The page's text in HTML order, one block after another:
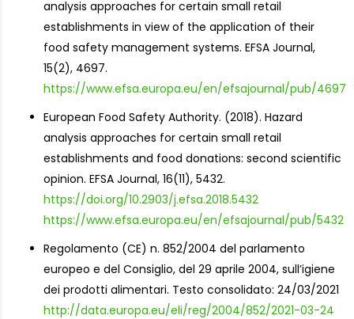
analysis approaches for certain small retail
establishments in view of the application of their
food safety management systems. EFSA Journal,
15(2), 4697.
https://www.efsa.europa.eu/en/efsajournal/pub/4697
European Food Safety Authority. (2018). Hazard
analysis approaches for certain small retail
establishments and food donations: second scientific
opinion. EFSA Journal, 16(11), 5432.
https://doi.org/10.2903/j.efsa.2018.5432
https://www.efsa.europa.eu/en/efsajournal/pub/5432
Regolamento (CE) n. 852/2004 del parlamento
europeo e del Consiglio, del 29 aprile 2004, sull’igiene
dei prodotti alimentari. Testo consolidato: 24/03/2021
http://data.europa.eu/eli/reg/2004/852/2021-03-24